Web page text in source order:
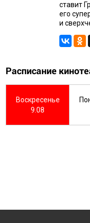
ставит
его
и
Расписание
Воскресенье
9.08